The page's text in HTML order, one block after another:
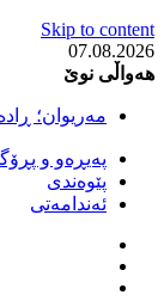
Skip to content
07.08.2026
هەواڵی نوێ
مەریوان؛
سەقز؛
کوژرانی
مەریوان و
پەیڕەو و
پێوەندی
ئەندامەتی